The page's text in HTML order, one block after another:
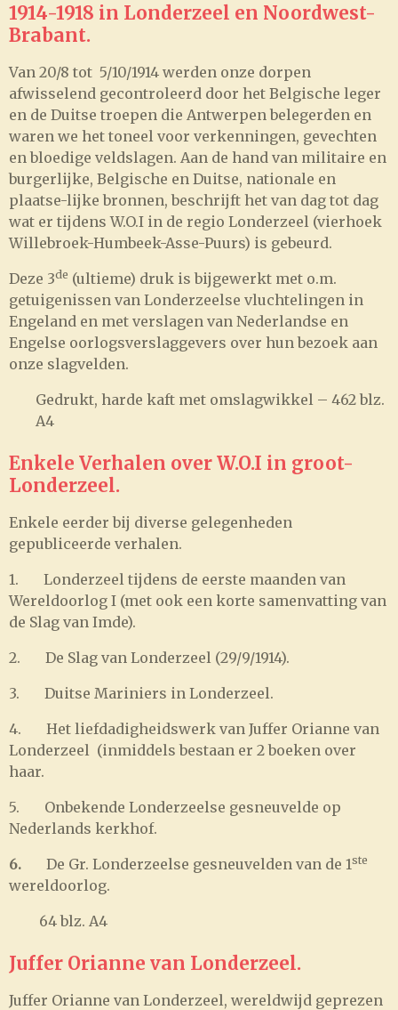
1914-1918 in Londerzeel en Noordwest-
Brabant.
Van 20/8 tot 5/10/1914 werden onze dorpen
afwisselend gecontroleerd door het Belgische leger
en de Duitse troepen die Antwerpen belegerden en
waren we het toneel voor verkenningen, gevechten
en bloedige veldslagen. Aan de hand van militaire en
burgerlijke, Belgische en Duitse, nationale en
plaatse-lijke bronnen, beschrijft het van dag tot dag
wat er tijdens W.O.I in de regio Londerzeel (vierhoek
Willebroek-Humbeek-Asse-Puurs) is gebeurd.
Deze 3de (ultieme) druk is bijgewerkt met o.m.
getuigenissen van Londerzeelse vluchtelingen in
Engeland en met verslagen van Nederlandse en
Engelse oorlogsverslaggevers over hun bezoek aan
onze slagvelden.
Gedrukt, harde kaft met omslagwikkel – 462 blz.
A4
Enkele Verhalen over W.O.I in groot-
Londerzeel.
Enkele eerder bij diverse gelegenheden
gepubliceerde verhalen.
1. Londerzeel tijdens de eerste maanden van
Wereldoorlog I (met ook een korte samenvatting van
de Slag van Imde).
2. De Slag van Londerzeel (29/9/1914).
3. Duitse Mariniers in Londerzeel.
4. Het liefdadigheidswerk van Juffer Orianne van
Londerzeel (inmiddels bestaan er 2 boeken over
haar.
5. Onbekende Londerzeelse gesneuvelde op
Nederlands kerkhof.
6.
De Gr. Londerzeelse gesneuvelden van de 1ste
wereldoorlog.
64 blz. A4
Juffer Orianne van Londerzeel.
Juffer Orianne van Londerzeel, wereldwijd geprezen